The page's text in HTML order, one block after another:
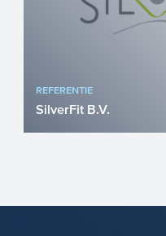
REFERENTIE
SilverFit B.V.
met het doel het...